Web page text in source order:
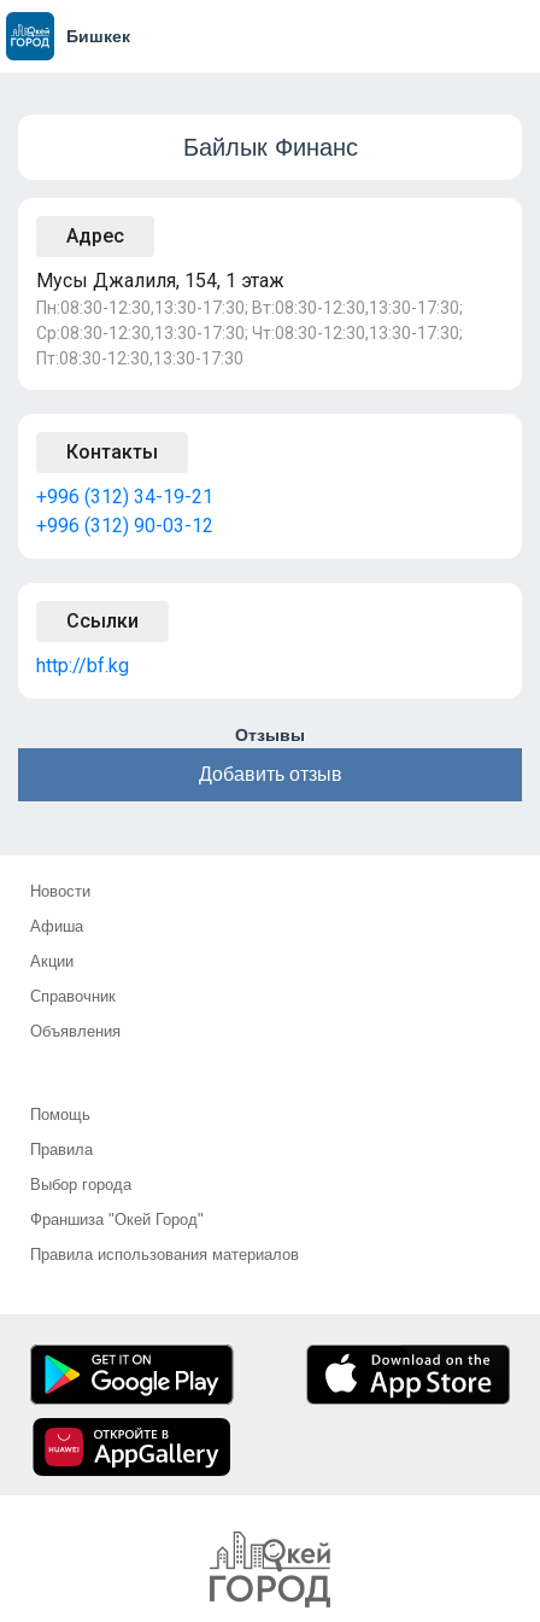
Бишкек
Байлык Финанс
Адрес
Мусы Джалиля, 154, 1 этаж
Пн:08:30-12:30,13:30-17:30; Вт:08:30-12:30,13:30-17:30;
Ср:08:30-12:30,13:30-17:30; Чт:08:30-12:30,13:30-17:30;
Пт:08:30-12:30,13:30-17:30
Контакты
+996 (312) 34-19-21
+996 (312) 90-03-12
Ссылки
http://bf.kg
Отзывы
Добавить отзыв
Новости
Афиша
Акции
Справочник
Объявления
Помощь
Правила
Выбор города
Франшиза "Окей Город"
Правила использования материалов